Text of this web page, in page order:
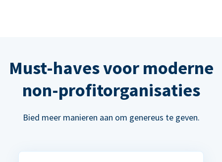
Must-haves voor moderne
non-profitorganisaties
Bied meer manieren aan om genereus te geven.